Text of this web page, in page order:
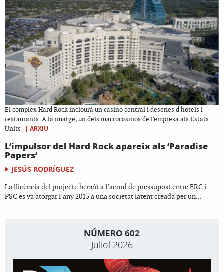
El complex Hard Rock inclourà un casino central i desenes d'hotels i
restaurants. A la imatge, un dels macrocasinos de l'empresa als Estats
Units
| ARXIU
L’impulsor del Hard Rock apareix als ‘Paradise
Papers’
JESÚS RODRÍGUEZ
La llicència del projecte beneït a l’acord de pressupost entre ERC i
PSC es va atorgar l’any 2015 a una societat latent creada per un...
NÚMERO 602
Juliol 2026